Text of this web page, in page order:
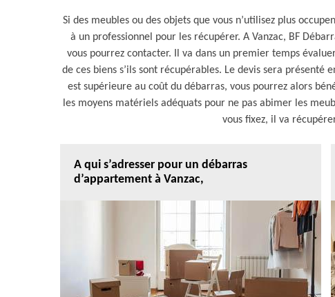
Si des meubles ou des objets que vous n’utilisez plus
à un professionnel pour les récupérer. A Vanzac, BF
vous pourrez contacter. Il va dans un premier temps
de ces biens s’ils sont récupérables. Le devis sera
est supérieure au coût du débarras, vous pourrez alors
les moyens matériels adéquats pour ne pas abimer les
vous fixez, il va
A qui s’adresser pour un débarras
d’appartement à Vanzac,